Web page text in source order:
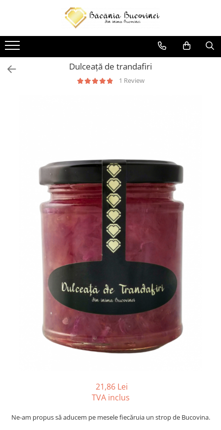
Zacusca
Desert
Dulceață de trandafiri
1 Review
21,86 Lei
TVA inclus
Ne-am propus să aducem pe mesele fiecăruia un strop de Bucovina.